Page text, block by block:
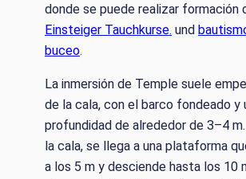
donde se puede realizar formación
Einsteiger Tauchkurse. und
buceo.
La inmersión de Temple suele
de la cala, con el barco fondeado y
profundidad de alrededor de 3–4
la cala, se llega a una plataforma
a los 5 m y desciende hasta los 10